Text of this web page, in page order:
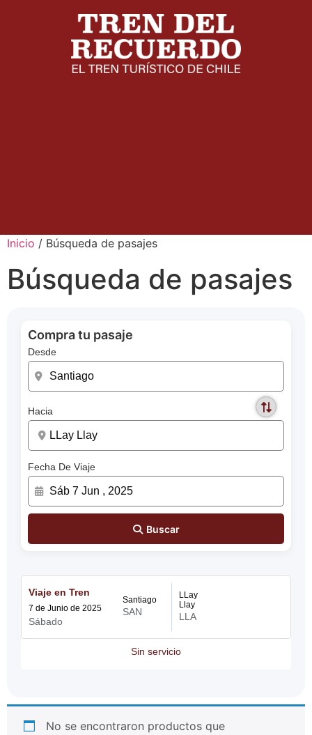
Inicio / Búsqueda de pasajes
Búsqueda de pasajes
Compra tu pasaje
Desde
Hacia
Fecha De Viaje
Buscar
Viaje en Tren
7 de Junio de 2025
Sábado
Santiago
SAN
LLay
Llay
LLA
Sin servicio
No se encontraron productos que